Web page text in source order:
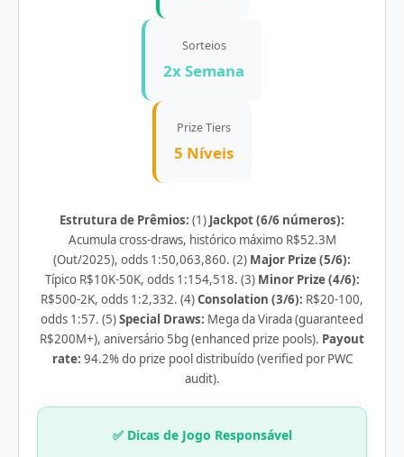
Sorteios
2x Semana
Prize Tiers
5 Níveis
Estrutura de Prêmios: (1) Jackpot (6/6 números):
Acumula cross-draws, histórico máximo R$52.3M
(Out/2025), odds 1:50,063,860. (2) Major Prize (5/6):
Típico R$10K-50K, odds 1:154,518. (3) Minor Prize (4/6):
R$500-2K, odds 1:2,332. (4)Consolation (3/6): R$20-100,
odds 1:57. (5)Special Draws: Mega da Virada (guaranteed
R$200M+), aniversário 5bg (enhanced prize pools). Payout
rate: 94.2% do prize pool distribuído (verified por PWC
audit).
✅ Dicas de Jogo Responsável